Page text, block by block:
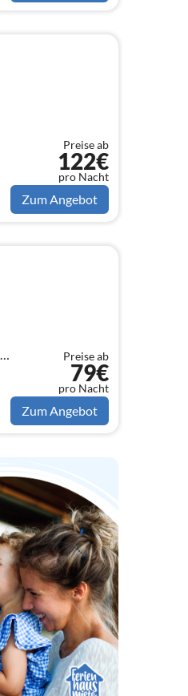
Preise ab
122€
pro Nacht
Zum Angebot
Preise ab
79€
pro Nacht
Zum Angebot